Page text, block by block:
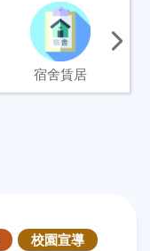
宿舍賃居
校園宣導